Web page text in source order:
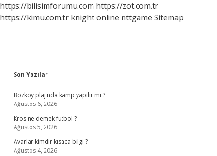
https://bilisimforumu.com https://zot.com.tr
https://kimu.com.tr knight online nttgame Sitemap
Sidebar
Son Yazılar
Bozköy plajında kamp yapılır mı ?
Ağustos 6, 2026
Kros ne demek futbol ?
Ağustos 5, 2026
Avarlar kimdir kısaca bilgi ?
Ağustos 4, 2026